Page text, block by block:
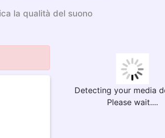
la qualità del suono
Detecting your media
Please wait....